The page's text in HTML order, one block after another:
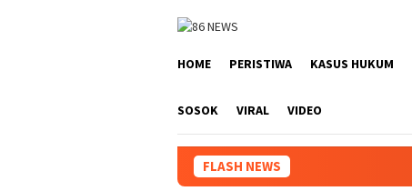
HOME PERISTIWA KASUS HUKUM
SOSOK VIRAL VIDEO
FLASH NEWS